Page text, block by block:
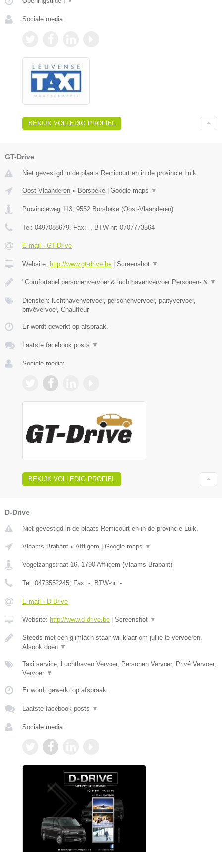
Sociale media:
BEKIJK VOLLEDIG PROFIEL
GT-Drive
Niet gevestigd in de plaats Remicourt en in de provincie Luik.
Oost-Vlaanderen » Borsbeke Google maps ▼
Provincieweg 113 9552 Borsbeke (Oost-Vlaanderen)
Tel: 0497088679 , Fax: - , BTW-nr: 0707773564
E-mail › GT-Drive
Website: http://www.gt-drive.be Screenshot ▼
"Comfortabel personenvervoer & luchthavenvervoer Personen- & ▼
Diensten: luchthavenvervoer, personenvervoer, partyvervoer,
privévervoer, Chauffeur
Er wordt gewerkt op afspraak.
Laatste facebook posts ▼
Sociale media:
BEKIJK VOLLEDIG PROFIEL
D-Drive
Niet gevestigd in de plaats Remicourt en in de provincie Luik.
Vlaams-Brabant » Affligem Google maps ▼
Vogelzangstraat 16 1790 Affligem (Vlaams-Brabant)
Tel: 0473552245 , Fax: - , BTW-nr: -
E-mail › D-Drive
Website: http://www.d-drive.be Screenshot ▼
Steeds met een glimlach staan wij klaar om jullie te vervoeren.
Alsook doen ▼
Taxi service, Luchthaven Vervoer, Personen Vervoer, Privé Vervoer,
Vervoer ▼
Er wordt gewerkt op afspraak.
Laatste facebook posts ▼
Sociale media: